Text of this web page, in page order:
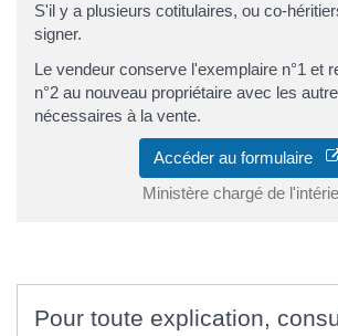
S'il y a plusieurs cotitulaires, ou co-
signer.
Le vendeur conserve l'exemplaire n°1 et
n°2 au nouveau propriétaire avec les
nécessaires à la vente.
Accéder au formulaire
Ministère chargé de
Pour toute explication,